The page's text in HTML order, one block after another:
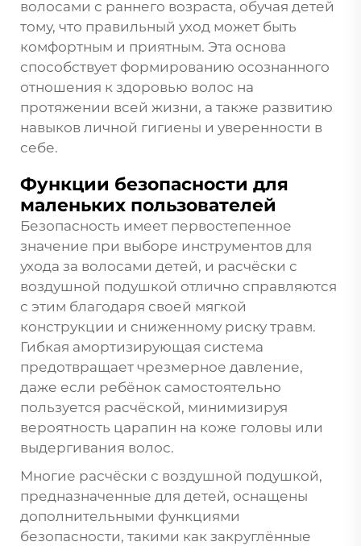
волосами с раннего возраста, обучая детей
тому, что правильный уход может быть
комфортным и приятным. Эта основа
способствует формированию осознанного
отношения к здоровью волос на
протяжении всей жизни, а также развитию
навыков личной гигиены и уверенности в
себе.
Функции безопасности для
маленьких пользователей
Безопасность имеет первостепенное
значение при выборе инструментов для
ухода за волосами детей, и расчёски с
воздушной подушкой отлично справляются
с этим благодаря своей мягкой
конструкции и сниженному риску травм.
Гибкая амортизирующая система
предотвращает чрезмерное давление,
даже если ребёнок самостоятельно
пользуется расчёской, минимизируя
вероятность царапин на коже головы или
выдергивания волос.
Многие расчёски с воздушной подушкой,
предназначенные для детей, оснащены
дополнительными функциями
безопасности, такими как закруглённые